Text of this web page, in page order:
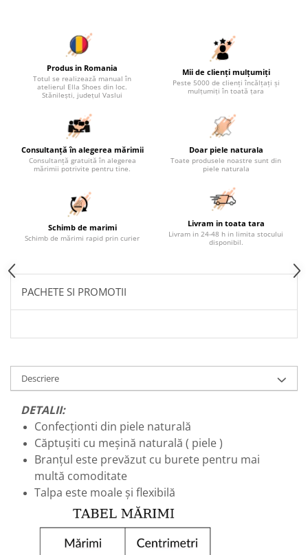
Produs in Romania
Totul se realizează manual în
atelierul Ella Shoes din loc.
Stănilești, județul Vaslui
Mii de clienți mulțumiți
Peste 5000 de clienți încălțați și
mulțumiți în toată țara
Consultanță în alegerea mărimii
Consultanță gratuită în alegerea
mărimii potrivite pentru tine.
Doar piele naturala
Toate produsele noastre sunt din
piele naturala
Schimb de marimi
Schimb de mărimi rapid prin curier
Livram in toata tara
Livram in 24-48 h in limita stocului
disponibil.
PACHETE SI PROMOTII
Descriere
DETALII:
Confecționti din piele naturală
Căptușiti cu meșină naturală ( piele )
Branțul este prevăzut cu burete pentru mai
multă comoditate
Talpa este moale și flexibilă